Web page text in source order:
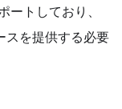
トしており、
スを提供する必要